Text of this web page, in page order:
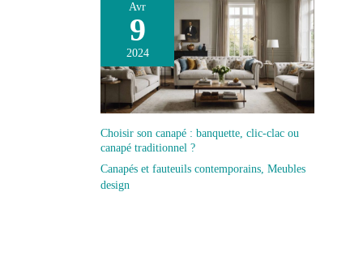
Avr
9
2024
Choisir son canapé : banquette, clic-clac ou
canapé traditionnel ?
Canapés et fauteuils contemporains, Meubles
design